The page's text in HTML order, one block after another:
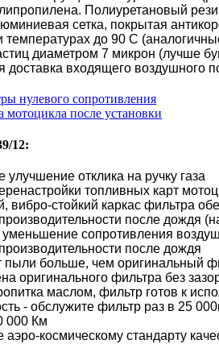
Полиуретановый
сетка, покрытая
температурах до 90 С
диаметром 7 микрон (лучше
доставка входящего воздушного
нулевого сопротивления
мотоцикла после установки
12:
улучшение отклика на ручку газа
топливных карт
вибро-стойкий каркас фильтра
после дождя
уменьшение сопротивления
после дождя
пыли больше, чем оригинальный
оригинального фильтра без
маслом, фильтр готов к
- обслужите фильтр раз в 25
000 Км
аэро-космическому стандарту